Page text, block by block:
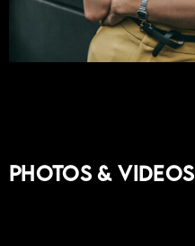
Photos & Videos